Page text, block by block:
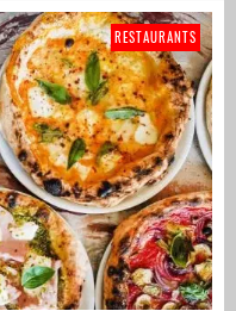
RESTAURANTS